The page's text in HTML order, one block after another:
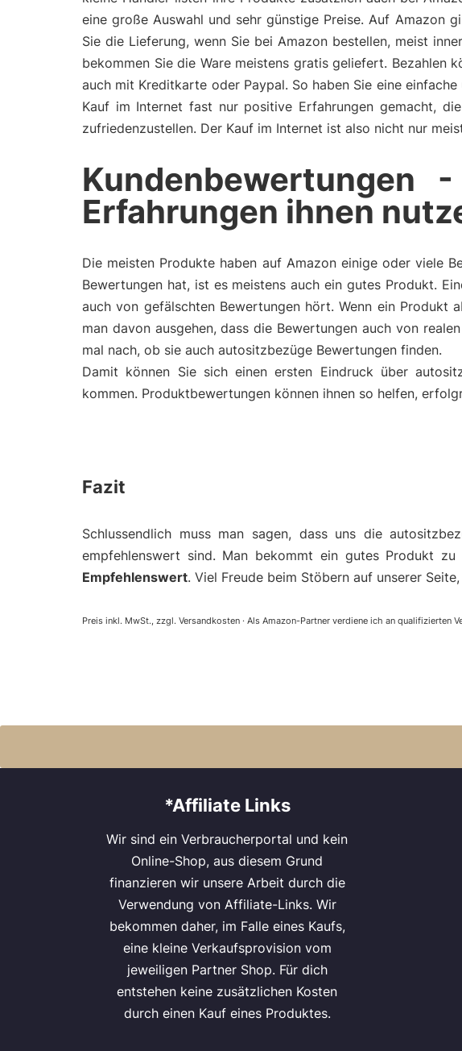
eine große Auswahl und sehr günstige Preise. Auf Amazon
Sie die Lieferung, wenn Sie bei Amazon bestellen, meist
bekommen Sie die Ware meistens gratis geliefert. Bezahlen
auch mit Kreditkarte oder Paypal. So haben Sie eine
Kauf im Internet fast nur positive Erfahrungen gemacht,
zufriedenzustellen. Der Kauf im Internet ist also nicht nur
Kundenbewertungen
Erfahrungen ihnen
Die meisten Produkte haben auf Amazon einige oder viele
Bewertungen hat, ist es meistens auch ein gutes Produkt.
auch von gefälschten Bewertungen hört. Wenn ein Produkt
man davon ausgehen, dass die Bewertungen auch von
mal nach, ob sie auch autositzbezüge Bewertungen finden.
Damit können Sie sich einen ersten Eindruck über
kommen. Produktbewertungen können ihnen so helfen,
Fazit
Schlussendlich muss man sagen, dass uns die
empfehlenswert sind. Man bekommt ein gutes Produkt
Empfehlenswert. Viel Freude beim Stöbern auf unserer
Preis inkl. MwSt., zzgl. Versandkosten · Als Amazon-Partner verdiene ich an qualifizierten
*Affiliate Links
Wir sind ein Verbraucherportal und kein
Online-Shop, aus diesem Grund
finanzieren wir unsere Arbeit durch die
Verwendung von Affiliate-Links. Wir
bekommen daher, im Falle eines Kaufs,
eine kleine Verkaufsprovision vom
jeweiligen Partner Shop. Für dich
entstehen keine zusätzlichen Kosten
durch einen Kauf eines Produktes.